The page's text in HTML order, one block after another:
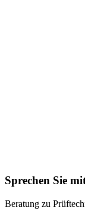
Sprechen Sie
Beratung zu